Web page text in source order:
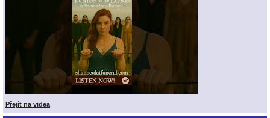
Přejít na videa